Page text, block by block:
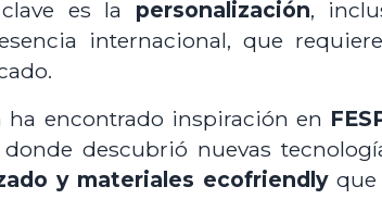
es la personalización,
internacional, que
ha encontrado inspiración en
donde descubrió nuevas
y materiales ecofriendlyque